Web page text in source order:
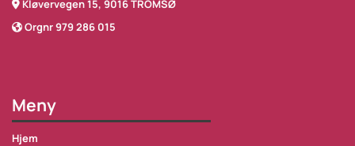
 Kløvervegen 15, 9016 TROMSØ
 Orgnr 979 286 015
Meny
Hjem